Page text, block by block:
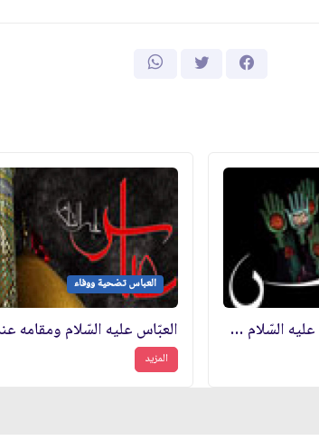
الإمام أمير المؤمنين عليه السّلام ومنزلة العبّاس عنده
العباس تضحية ووفاء
المزيد